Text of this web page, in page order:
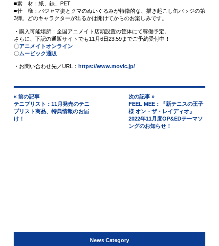
■素 材：紙、鉄、PET
■仕 様：パジャマ姿とクマのぬいぐるみが特徴的な、描き起こし缶バッジの第
3弾。どのキャラクターが出るかは開けてからのお楽しみです。
・購入可能場所：全国アニメイト店頭設置の筐体にて稼働予定。
さらに、下記の通販サイトでも11月6日23:59までご予約受付中！
〇アニメイトオンライン
〇ムービック通販
・お問い合わせ先／URL： https://www.movic.jp/
« 前の記事
テニプリスト：11月発売のテニ
プリスト商品、特典情報のお届
け！
次の記事 »
FEEL MEE：『新テニスの王子
様 オン・ザ・レイディオ』
2022年11月度OP&EDテーマソ
ングのお知らせ！
News Category